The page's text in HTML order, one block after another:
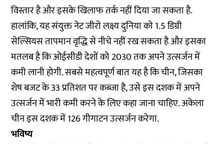
विस्तार है और इसके खिलाफ तर्क नहीं दिया जा सकता है.
हालांकि, यह संयुक्त नेट जीरो लक्ष्य दुनिया को 1.5 डिग्री
सेल्सियस तापमान वृद्धि से नीचे नहीं रख सकता है और इसका
मतलब है कि ओईसीडी देशों को 2030 तक अपने उत्सर्जन में
कमी लानी होगी. सबसे महत्वपूर्ण बात यह है कि चीन, जिसका
शेष बजट के 33 प्रतिशत पर कब्जा है, उसे इस दशक में अपने
उत्सर्जन में भारी कमी करने के लिए कहा जाना चाहिए. अकेला
चीन इस दशक में 126 गीगाटन उत्सर्जन करेगा.
भविष्य